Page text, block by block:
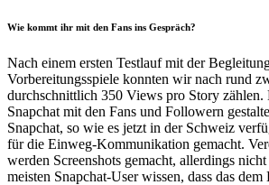
Wie kommt ihr mit den Fans ins Gespräch?
Nach einem ersten Testlauf mit der
Vorbereitungsspiele konnten wir nach rund
durchschnittlich 350 Views pro Story zählen.
Snapchat mit den Fans und Followern
Snapchat, so wie es jetzt in der Schweiz
für die Einweg-Kommunikation gemacht.
werden Screenshots gemacht, allerdings
meisten Snapchat-User wissen, dass das